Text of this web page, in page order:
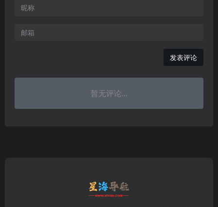
发表评论
暂无评论...